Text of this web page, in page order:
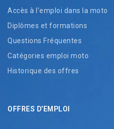
Accès à l’emploi dans la moto
Diplômes et formations
Questions Fréquentes
Catégories emploi moto
Historique des offres
OFFRES D’EMPLOI